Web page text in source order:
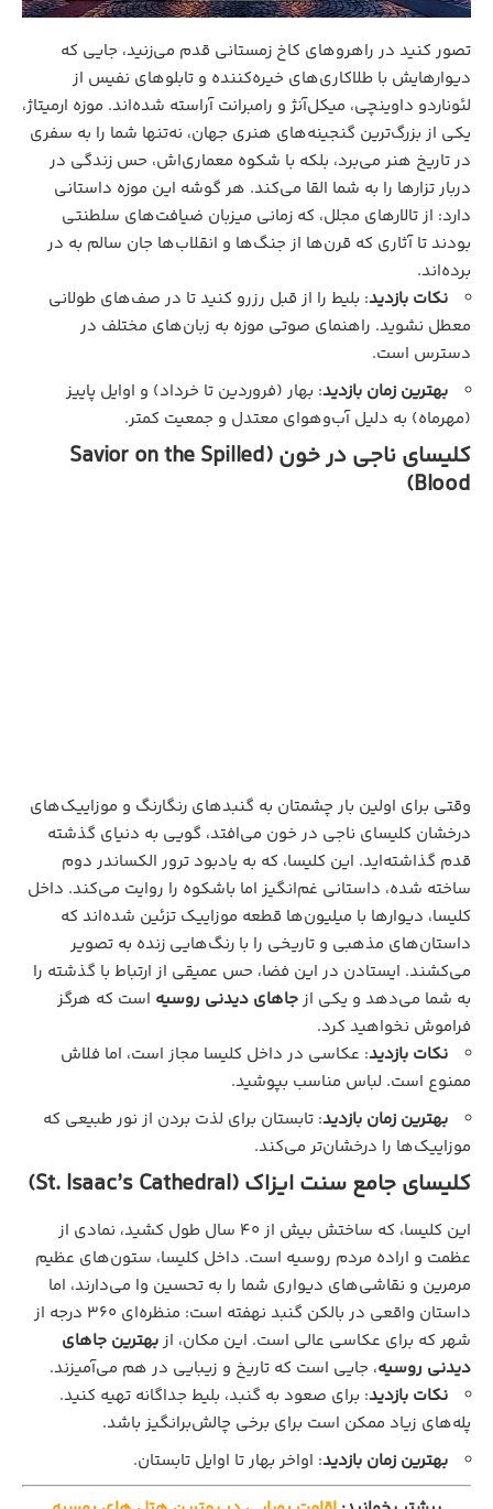
تصور کنید در راهروهای کاخ زمستانی قدم می‌زنید، جایی که
دیوارهایش با طلاکاری‌های خیره‌کننده و تابلوهای نفیس از
لئوناردو داوینچی، میکل‌آنژ و رامبرانت آراسته شده‌اند. موزه ارمیتاژ،
یکی از بزرگ‌ترین گنجینه‌های هنری جهان، نه‌تنها شما را به سفری
در تاریخ هنر می‌برد، بلکه با شکوه معماری‌اش، حس زندگی در
دربار تزارها را به شما القا می‌کند. هر گوشه این موزه داستانی
دارد: از تالارهای مجلل، که زمانی میزبان ضیافت‌های سلطنتی
بودند تا آثاری که قرن‌ها از جنگ‌ها و انقلاب‌ها جان سالم به در
برده‌اند.
نکات بازدید: بلیط را از قبل رزرو کنید تا در صف‌های طولانی
معطل نشوید. راهنمای صوتی موزه به زبان‌های مختلف در
دسترس است.
بهترین زمان بازدید: بهار (فروردین تا خرداد) و اوایل پاییز
(مهرماه) به دلیل آب‌وهوای معتدل و جمعیت کمتر.
کلیسای ناجی در خون (Savior on the Spilled
Blood)
وقتی برای اولین بار چشمتان به گنبدهای رنگارنگ و موزاییک‌های
درخشان کلیسای ناجی در خون می‌افتد، گویی به دنیای گذشته
قدم گذاشته‌اید. این کلیسا، که به یادبود ترور الکساندر دوم
ساخته شده، داستانی غم‌انگیز اما باشکوه را روایت می‌کند. داخل
کلیسا، دیوارها با میلیون‌ها قطعه موزاییک تزئین شده‌اند که
داستان‌های مذهبی و تاریخی را با رنگ‌هایی زنده به تصویر
می‌کشند. ایستادن در این فضا، حس عمیقی از ارتباط با گذشته را
به شما می‌دهد و یکی ازجاهای دیدنی روسیه است که هرگز
فراموش نخواهید کرد.
نکات بازدید: عکاسی در داخل کلیسا مجاز است، اما فلاش
ممنوع است. لباس مناسب بپوشید.
بهترین زمان بازدید: تابستان برای لذت بردن از نور طبیعی که
موزاییک‌ها را درخشان‌تر می‌کند.
کلیسای جامع سنت ایزاک (St. Isaac’s Cathedral)
این کلیسا، که ساختش بیش از ۴۰ سال طول کشید، نمادی از
عظمت و اراده مردم روسیه است. داخل کلیسا، ستون‌های عظیم
مرمرین و نقاشی‌های دیواری شما را به تحسین وا می‌دارند، اما
داستان واقعی در بالکن گنبد نهفته است: منظره‌ای 360 درجه از
شهر که برای عکاسی عالی است. این مکان، ازبهترین جاهای
دیدنی روسیه، جایی است که تاریخ و زیبایی در هم می‌آمیزند.
نکات بازدید: برای صعود به گنبد، بلیط جداگانه تهیه کنید.
پله‌های زیاد ممکن است برای برخی چالش‌برانگیز باشد.
بهترین زمان بازدید: اواخر بهار تا اوایل تابستان.